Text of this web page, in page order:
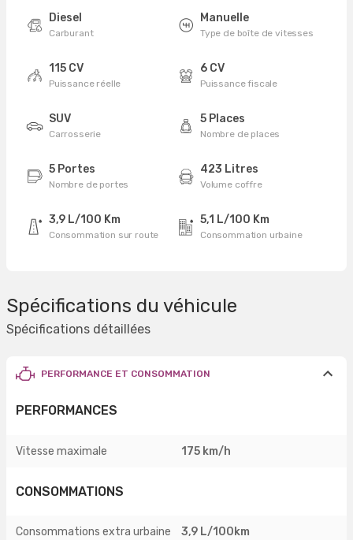
Diesel
Carburant
Manuelle
Type de boîte de vitesses
115 CV
Puissance réelle
6 CV
Puissance fiscale
SUV
Carrosserie
5 Places
Nombre de places
5 Portes
Nombre de portes
423 Litres
Volume coffre
3,9 L/100 Km
Consommation sur route
5,1 L/100 Km
Consommation urbaine
Spécifications du véhicule
Spécifications détaillées
PERFORMANCE ET CONSOMMATION
PERFORMANCES
Vitesse maximale 175 km/h
CONSOMMATIONS
Consommations extra urbaine 3,9 L/100km